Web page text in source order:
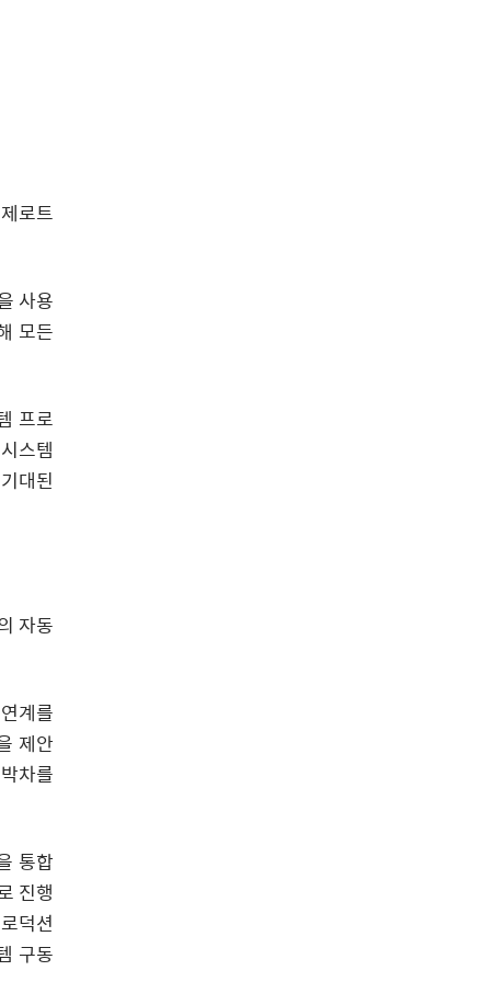
로트
사용
모든
프로
스템
대된
자동
계를
제안
차를
통합
진행
덕션
구동